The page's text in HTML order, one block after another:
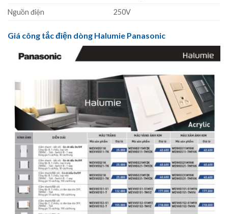
Nguồn điện
250V
Giá công tắc điện dòng Halumie Panasonic